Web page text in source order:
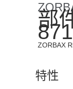
部
ZORBAX
特性